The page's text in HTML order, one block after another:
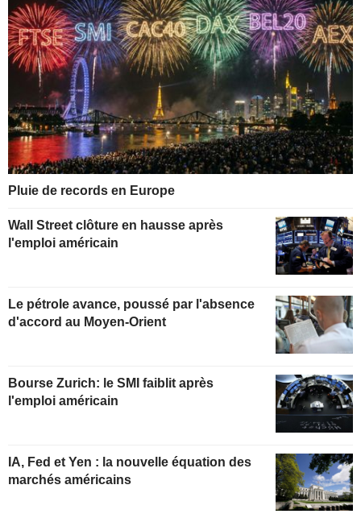
Pluie de records en Europe
Wall Street clôture en hausse après
l'emploi américain
Le pétrole avance, poussé par l'absence
d'accord au Moyen-Orient
Bourse Zurich: le SMI faiblit après
l'emploi américain
IA, Fed et Yen : la nouvelle équation des
marchés américains